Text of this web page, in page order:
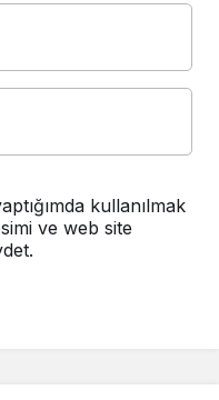
kullanılmak
ve web site